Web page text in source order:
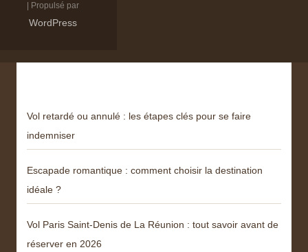
| Propulsé par
WordPress
Vol retardé ou annulé : les étapes clés pour se faire
indemniser
Escapade romantique : comment choisir la destination
idéale ?
Vol Paris Saint-Denis de La Réunion : tout savoir avant de
réserver en 2026